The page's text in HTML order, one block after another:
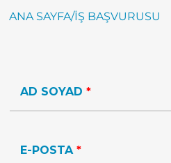
ANA SAYFA/İŞ BAŞVURUSU
AD SOYAD *
E-POSTA *